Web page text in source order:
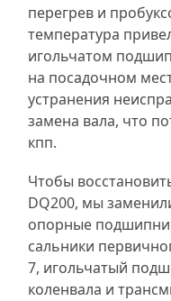
перегрев и
температура
игольчатом
на посадочном
устранения
замена вала, что
кпп.
Чтобы
DQ200, мы
опорные
сальники
7, игольчатый
коленвала и